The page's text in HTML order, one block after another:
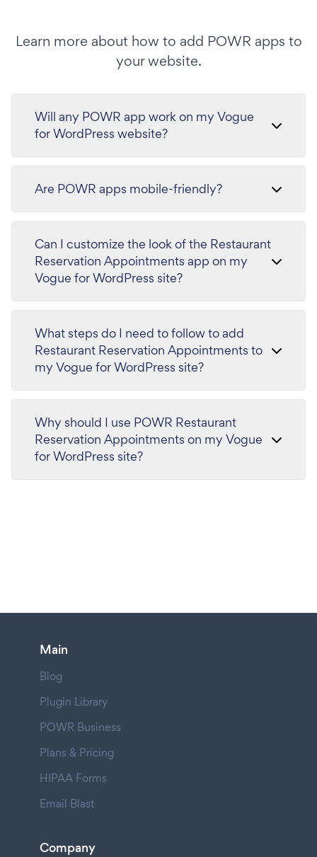
Learn more about how to add POWR apps to
your website.
Will any POWR app work on my Vogue
for WordPress website?
Are POWR apps mobile-friendly?
Can I customize the look of the Restaurant
Reservation Appointments app on my
Vogue for WordPress site?
What steps do I need to follow to add
Restaurant Reservation Appointments to
my Vogue for WordPress site?
Why should I use POWR Restaurant
Reservation Appointments on my Vogue
for WordPress site?
Main
Blog
Plugin Library
POWR Business
Plans & Pricing
HIPAA Forms
Email Blast
Company